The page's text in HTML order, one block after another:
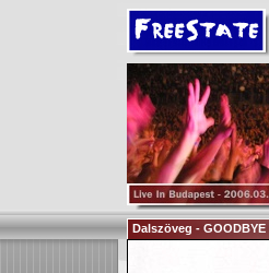
Dalszöveg - GOODBYE